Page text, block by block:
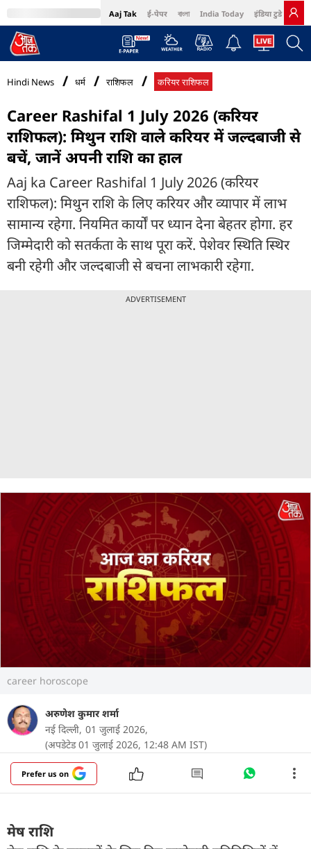
Aaj Tak ई-पेपर বাংলা India Today इंडिया टुडे हिंदी
MumbaiTak Cosmopolitan Harper's Bazaar Northeast
Hindi News धर्म राशिफल करियर राशिफल
Career Rashifal 1 July 2026 (करियर
राशिफल): मिथुन राशि वाले करियर में जल्दबाजी से
बचें, जानें अपनी राशि का हाल
Aaj ka Career Rashifal 1 July 2026 (करियर
राशिफल): मिथुन राशि के लिए करियर और व्यापार में लाभ
सामान्य रहेगा. नियमित कार्यों पर ध्यान देना बेहतर होगा. हर
जिम्मेदारी को सतर्कता के साथ पूरा करें. पेशेवर स्थिति स्थिर
बनी रहेगी और जल्दबाजी से बचना लाभकारी रहेगा.
ADVERTISEMENT
career horoscope
अरुणेश कुमार शर्मा
नई दिल्ली, 01 जुलाई 2026,
(अपडेटेड 01 जुलाई 2026, 12:48 AM IST)
Prefer us on
मेष राशि